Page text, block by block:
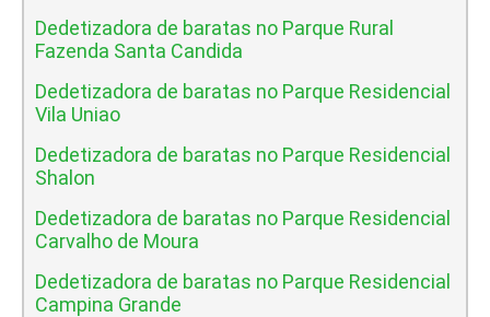
Dedetizadora de baratas no Parque Rural
Fazenda Santa Candida
Dedetizadora de baratas no Parque Residencial
Vila Uniao
Dedetizadora de baratas no Parque Residencial
Shalon
Dedetizadora de baratas no Parque Residencial
Carvalho de Moura
Dedetizadora de baratas no Parque Residencial
Campina Grande